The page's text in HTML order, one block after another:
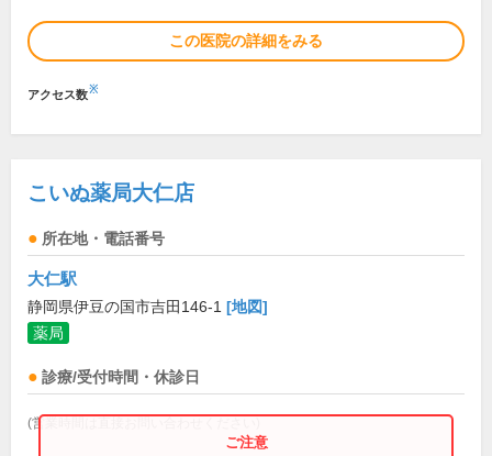
この医院の詳細をみる
アクセス数※
こいぬ薬局大仁店
所在地・電話番号
大仁駅
静岡県伊豆の国市吉田146-1 [地図]
薬局
診療/受付時間・休診日
(営業時間は直接お問い合わせください)